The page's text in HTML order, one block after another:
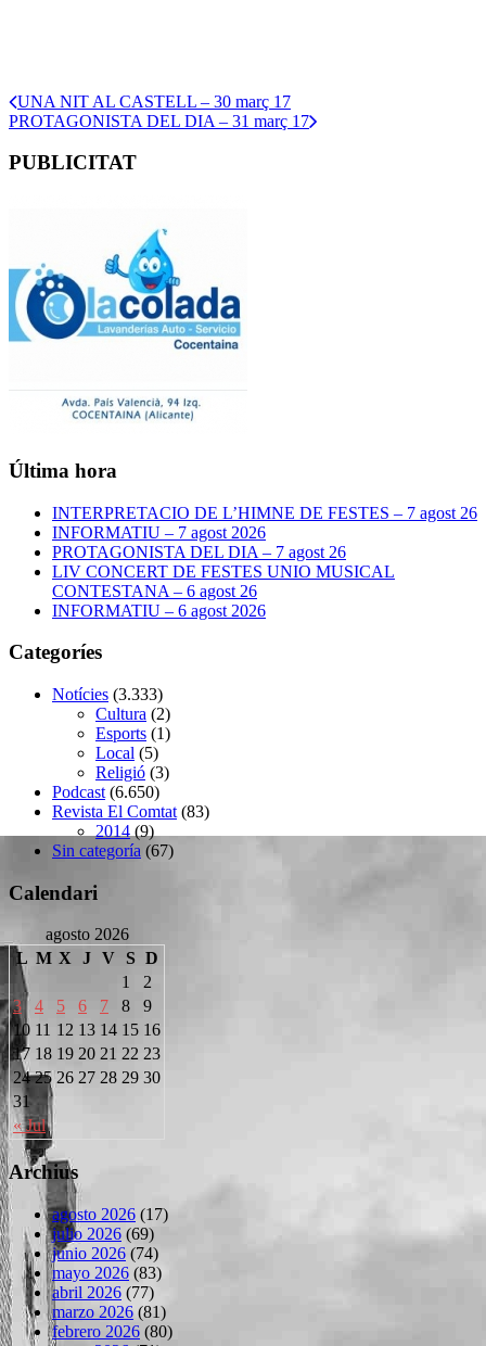
UNA NIT AL CASTELL – 30 març 17
PROTAGONISTA DEL DIA – 31 març 17
PUBLICITAT
Última hora
INTERPRETACIO DE L’HIMNE DE FESTES – 7 agost 26
INFORMATIU – 7 agost 2026
PROTAGONISTA DEL DIA – 7 agost 26
LIV CONCERT DE FESTES UNIO MUSICAL
CONTESTANA – 6 agost 26
INFORMATIU – 6 agost 2026
Categoríes
Notícies (3.333)
Cultura (2)
Esports (1)
Local (5)
Religió (3)
Podcast (6.650)
Revista El Comtat (83)
2014 (9)
Sin categoría (67)
Calendari
agosto 2026
L M X J V S D
« Jul
1
2
3
4 5 6 7 8
9
10 11 12 13 14 15 16
17 18 19 20 21 22 23
24 25 26 27 28 29 30
31
Archius
agosto 2026 (17)
julio 2026 (69)
junio 2026 (74)
mayo 2026 (83)
abril 2026 (77)
marzo 2026 (81)
febrero 2026 (80)